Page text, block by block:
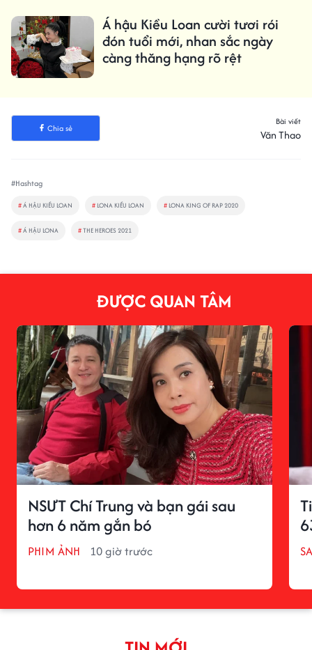
Á hậu Kiều Loan cười tươi rói
đón tuổi mới, nhan sắc ngày
càng thăng hạng rõ rệt
Chia sẻ
Bài viết
Văn Thao
#Hashtag
#Á HẬU KIỀU LOAN # LONA KIỀU LOAN # LONA KING OF RAP 2020
#Á HẬU LONA #THE HEROES 2021
ĐƯỢC QUAN TÂM
NSƯT Chí Trung và bạn gái sau
hơn 6 năm gắn bó
PHIM ẢNH 10 giờ trước